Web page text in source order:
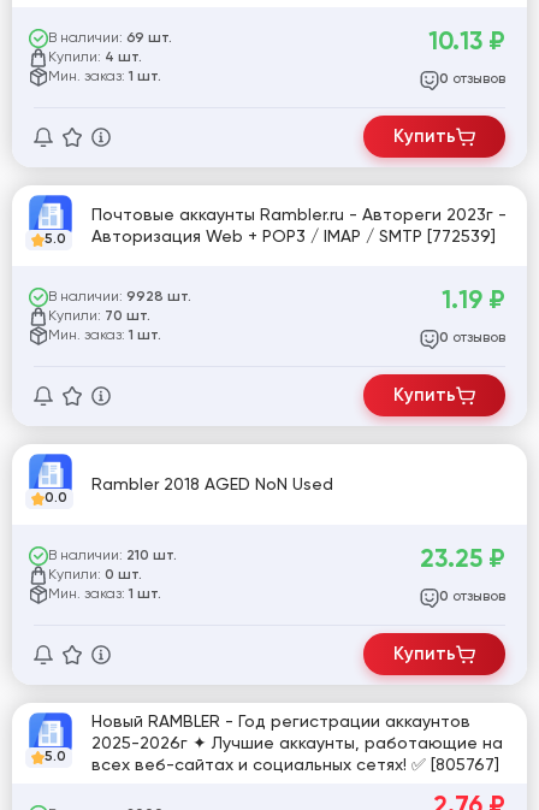
В наличии: 69 шт.
Купили: 4 шт.
Мин. заказ: 1 шт.
10.13 ₽
0 отзывов
Купить
5.0
Почтовые аккаунты Rambler.ru - Автореги 2023г -
Авторизация Web + POP3 / IMAP / SMTP [772539]
В наличии: 9928 шт.
Купили: 70 шт.
Мин. заказ: 1 шт.
1.19 ₽
0 отзывов
Купить
0.0
Rambler 2018 AGED NoN Used
В наличии: 210 шт.
Купили: 0 шт.
Мин. заказ: 1 шт.
23.25 ₽
0 отзывов
Купить
5.0
Новый RAMBLER - Год регистрации аккаунтов
2025-2026г ✦ Лучшие аккаунты, работающие на
всех веб-сайтах и социальных сетях! ✅ [805767]